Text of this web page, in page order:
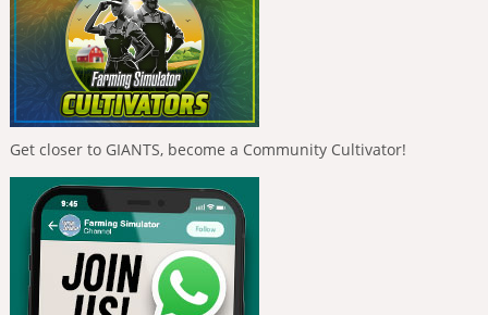
Get closer to GIANTS, become a Community Cultivator!